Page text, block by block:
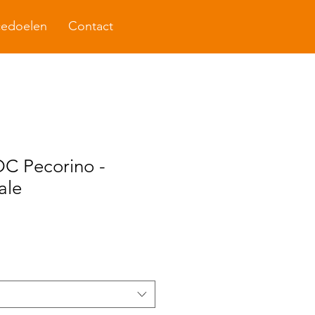
Contact
Pecorino -